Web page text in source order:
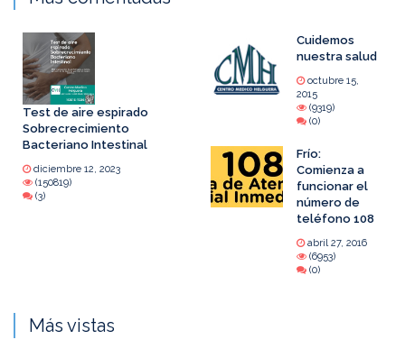
Test de aire espirado
Sobrecrecimiento
Bacteriano Intestinal
diciembre 12, 2023
(150819)
(3)
Cuidemos
nuestra salud
octubre 15,
2015
(9319)
(0)
Frío:
Comienza a
funcionar el
número de
teléfono 108
abril 27, 2016
(6953)
(0)
Más vistas